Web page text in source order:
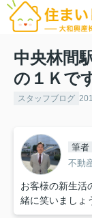
中央林間
の１Ｋで
スタッフブログ
筆者
不動
お客様の新生活
緒に笑いましょ